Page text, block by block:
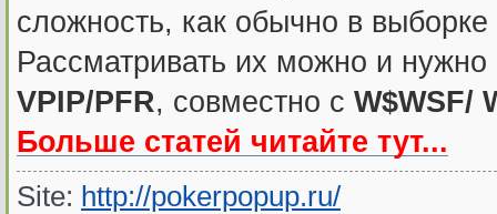
сложность, как обычно в выборке
Рассматривать их можно и
VPIP/PFR, совместно с W$WSF/
Больше статей читайте тут...
Site: http://pokerpopup.ru/